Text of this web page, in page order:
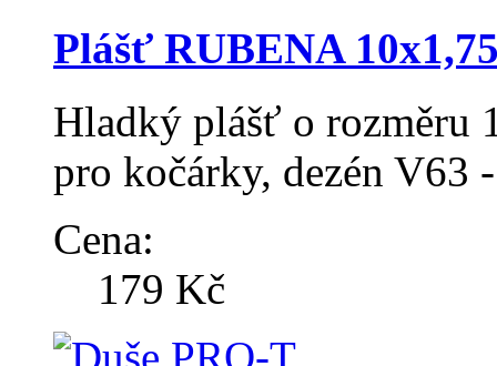
Plášť RUBENA
Hladký plášť o rozměru
pro kočárky, dezén V63
Cena:
179 Kč